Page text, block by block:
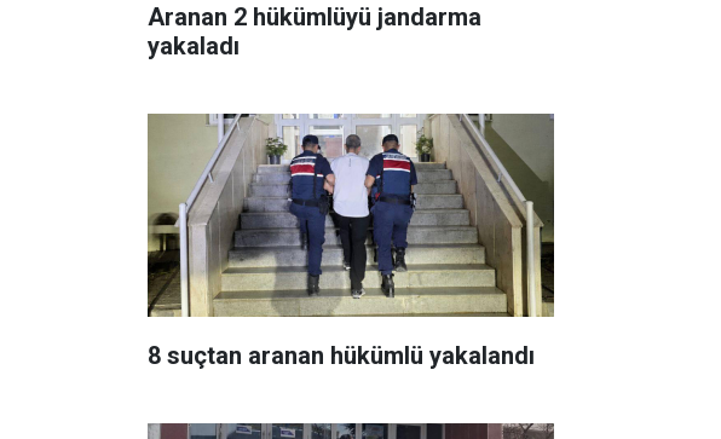
Aranan 2 hükümlüyü jandarma
yakaladı
8 suçtan aranan hükümlü yakalandı